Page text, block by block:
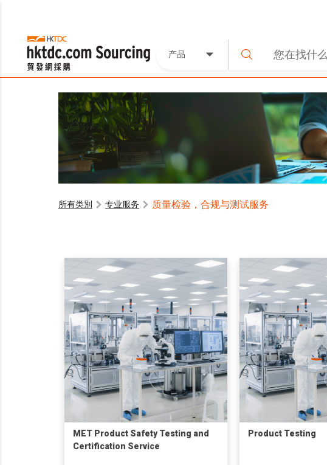
产品
所有类別 专业服务 质量检验，合规与测试服务
MET Product Safety Testing and
Certification Service
Product Testing